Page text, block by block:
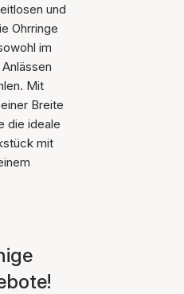
in den
und
Ohrringe
im
Mit
Breite
die ideale
mit